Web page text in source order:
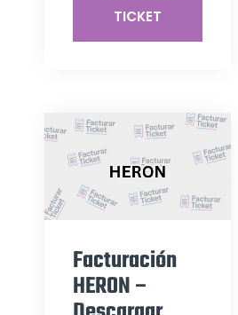
TICKET
Facturación
HERON –